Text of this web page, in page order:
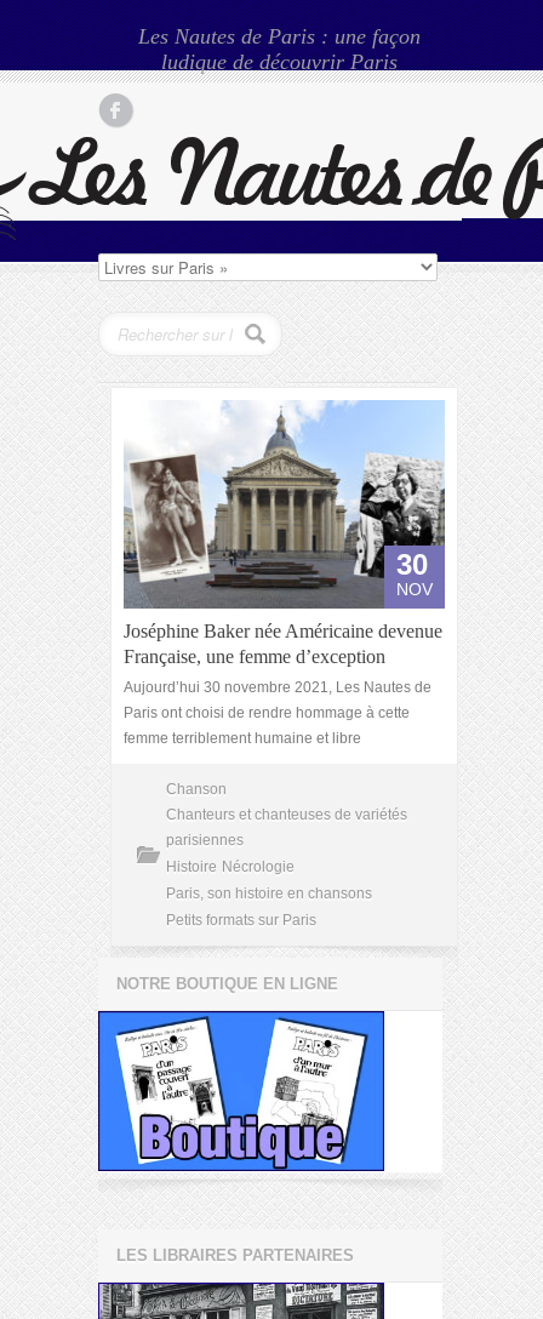
Les Nautes de Paris : une façon
ludique de découvrir Paris
30
NOV
Joséphine Baker née Américaine devenue
Française, une femme d’exception
Aujourd’hui 30 novembre 2021, Les Nautes de
Paris ont choisi de rendre hommage à cette
femme terriblement humaine et libre
Chanson
Chanteurs et chanteuses de variétés
parisiennes
Histoire Nécrologie
Paris, son histoire en chansons
Petits formats sur Paris
NOTRE BOUTIQUE EN LIGNE
LES LIBRAIRES PARTENAIRES